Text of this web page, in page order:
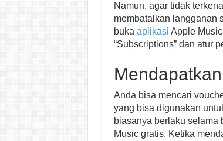
Namun, agar tidak
membatalkan langganan
buka aplikasi Apple
“Subscriptions” dan atur
Anda bisa mencari
yang bisa digunakan
biasanya berlaku selama
Music gratis. Ketika